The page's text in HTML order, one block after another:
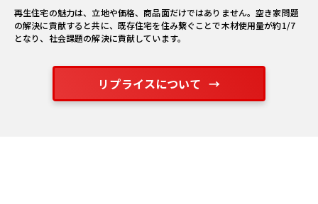
再生住宅の魅力は、立地や価格、商品面だけではありません。空き家問題
の解決に貢献すると共に、既存住宅を住み繋ぐことで木材使用量が約1/7
となり、社会課題の解決に貢献しています。
リプライスについて